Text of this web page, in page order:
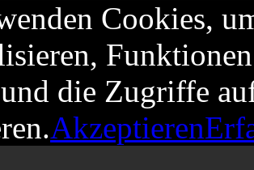
Cookies,
die Zugriffe
Akzeptieren